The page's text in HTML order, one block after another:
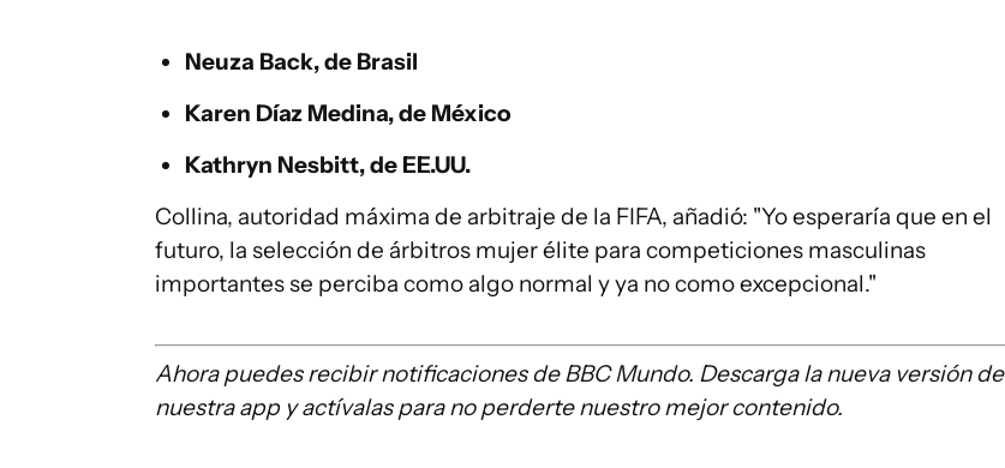
Neuza Back, de Brasil
Karen Díaz Medina, de México
Kathryn Nesbitt, de EE.UU.
Collina, autoridad máxima de arbitraje de la FIFA, añadió: "Yo esperaría que en el
futuro, la selección de árbitros mujer élite para competiciones masculinas
importantes se perciba como algo normal y ya no como excepcional."
Ahora puedes recibir notificaciones de BBC Mundo. Descarga la nueva versión de
nuestra app y actívalas para no perderte nuestro mejor contenido.